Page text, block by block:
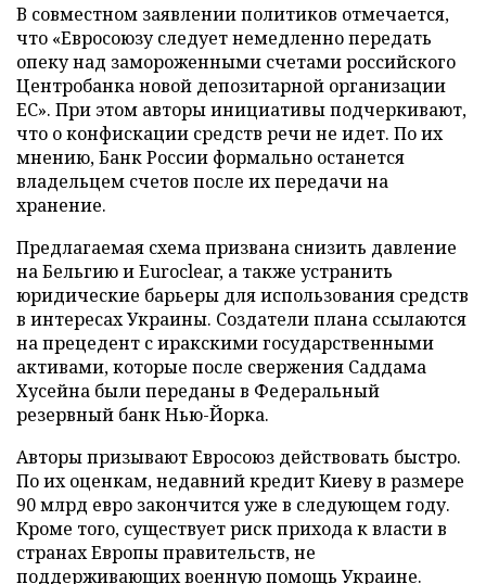
В совместном заявлении политиков отмечается,
что «Евросоюзу следует немедленно передать
опеку над замороженными счетами российского
Центробанка новой депозитарной организации
ЕС». При этом авторы инициативы подчеркивают,
что о конфискации средств речи не идет. По их
мнению, Банк России формально останется
владельцем счетов после их передачи на
хранение.
Предлагаемая схема призвана снизить давление
на Бельгию и Euroclear, а также устранить
юридические барьеры для использования средств
в интересах Украины. Создатели плана ссылаются
на прецедент с иракскими государственными
активами, которые после свержения Саддама
Хусейна были переданы в Федеральный
резервный банк Нью-Йорка.
Авторы призывают Евросоюз действовать быстро.
По их оценкам, недавний кредит Киеву в размере
90 млрд евро закончится уже в следующем году.
Кроме того, существует риск прихода к власти в
странах Европы правительств, не
поддерживающих военную помощь Украине.